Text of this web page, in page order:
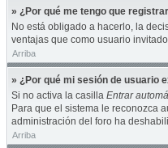
» ¿Por qué me tengo que
No está obligado a hacerlo, la
ventajas que como usuario
Arriba
» ¿Por qué mi sesión de usuario
Si no activa la casilla Entrar
Para que el sistema le reconozca
administración del foro ha
Arriba